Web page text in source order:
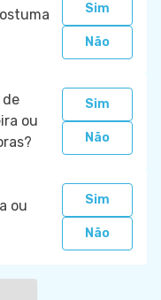
Sim
Não
ou
Sim
Não
ou
Sim
Não